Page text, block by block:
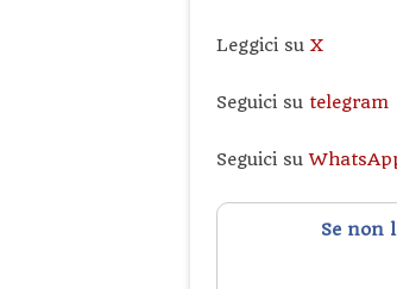
Leggici su X
Seguici su telegram
Seguici su
Se non